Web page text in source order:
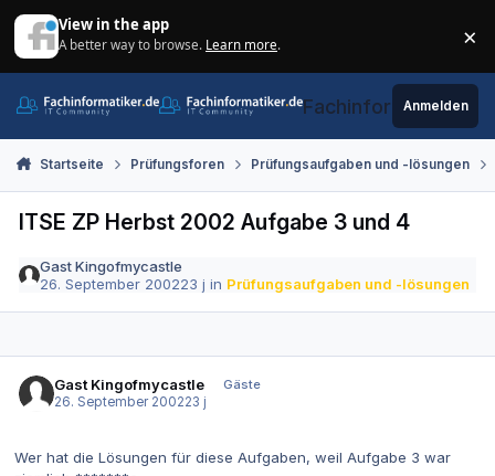
View in the app
A better way to browse. Learn more. ×
Fachinformatiker.de
Anmelden
Startseite Prüfungsforen Prüfungsaufgaben und -lösungen
ITSE ZP Herbst 2002 Aufgabe 3 und 4
Gast Kingofmycastle
26. September 200223 j in Prüfungsaufgaben und -lösungen
Gast Kingofmycastle
Gäste
26. September 200223 j
Wer hat die Lösungen für diese Aufgaben, weil Aufgabe 3 war